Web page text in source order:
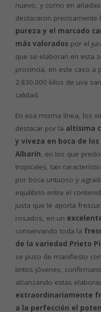
nuevo, y como en
destacaron precisamente
pureza y el marcado
más valorados por el
que se elaboran en esta
provincia, en este caso a
2.830.000 kilos de uva
calidad.
En esa misma línea, los
destacar por la altísima
y viveza en boca de
Albarín, en los que
tropicales, tan
por boca untuoso y
equilibrio entre el
justa que le aporta
rosados, en un
conservando toda la
de la variedad Prieto
se puso de manifiesto
tintos jóvenes,
alcanzando estas
extraordinariamente
a la perfección el